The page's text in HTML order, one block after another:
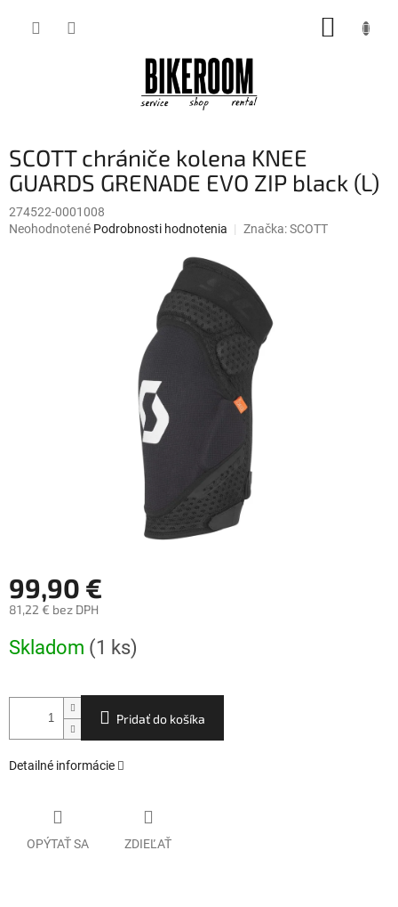
SCOTT chrániče kolena KNEE
GUARDS GRENADE EVO ZIP black (L)
274522-0001008
Priemerné
Neohodnotené Podrobnosti hodnotenia Značka:SCOTT
99,90 €
81,22 € bez DPH
cena:
Skladom (1 ks)
Pridať do košíka
Detailné informácie
OPÝTAŤ SA ZDIEĽAŤ